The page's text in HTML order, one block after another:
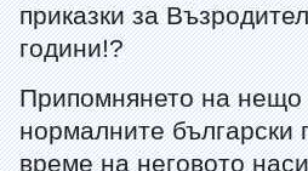
приказки за
години!?
Припомнянето на нещо
нормалните български
време на неговото